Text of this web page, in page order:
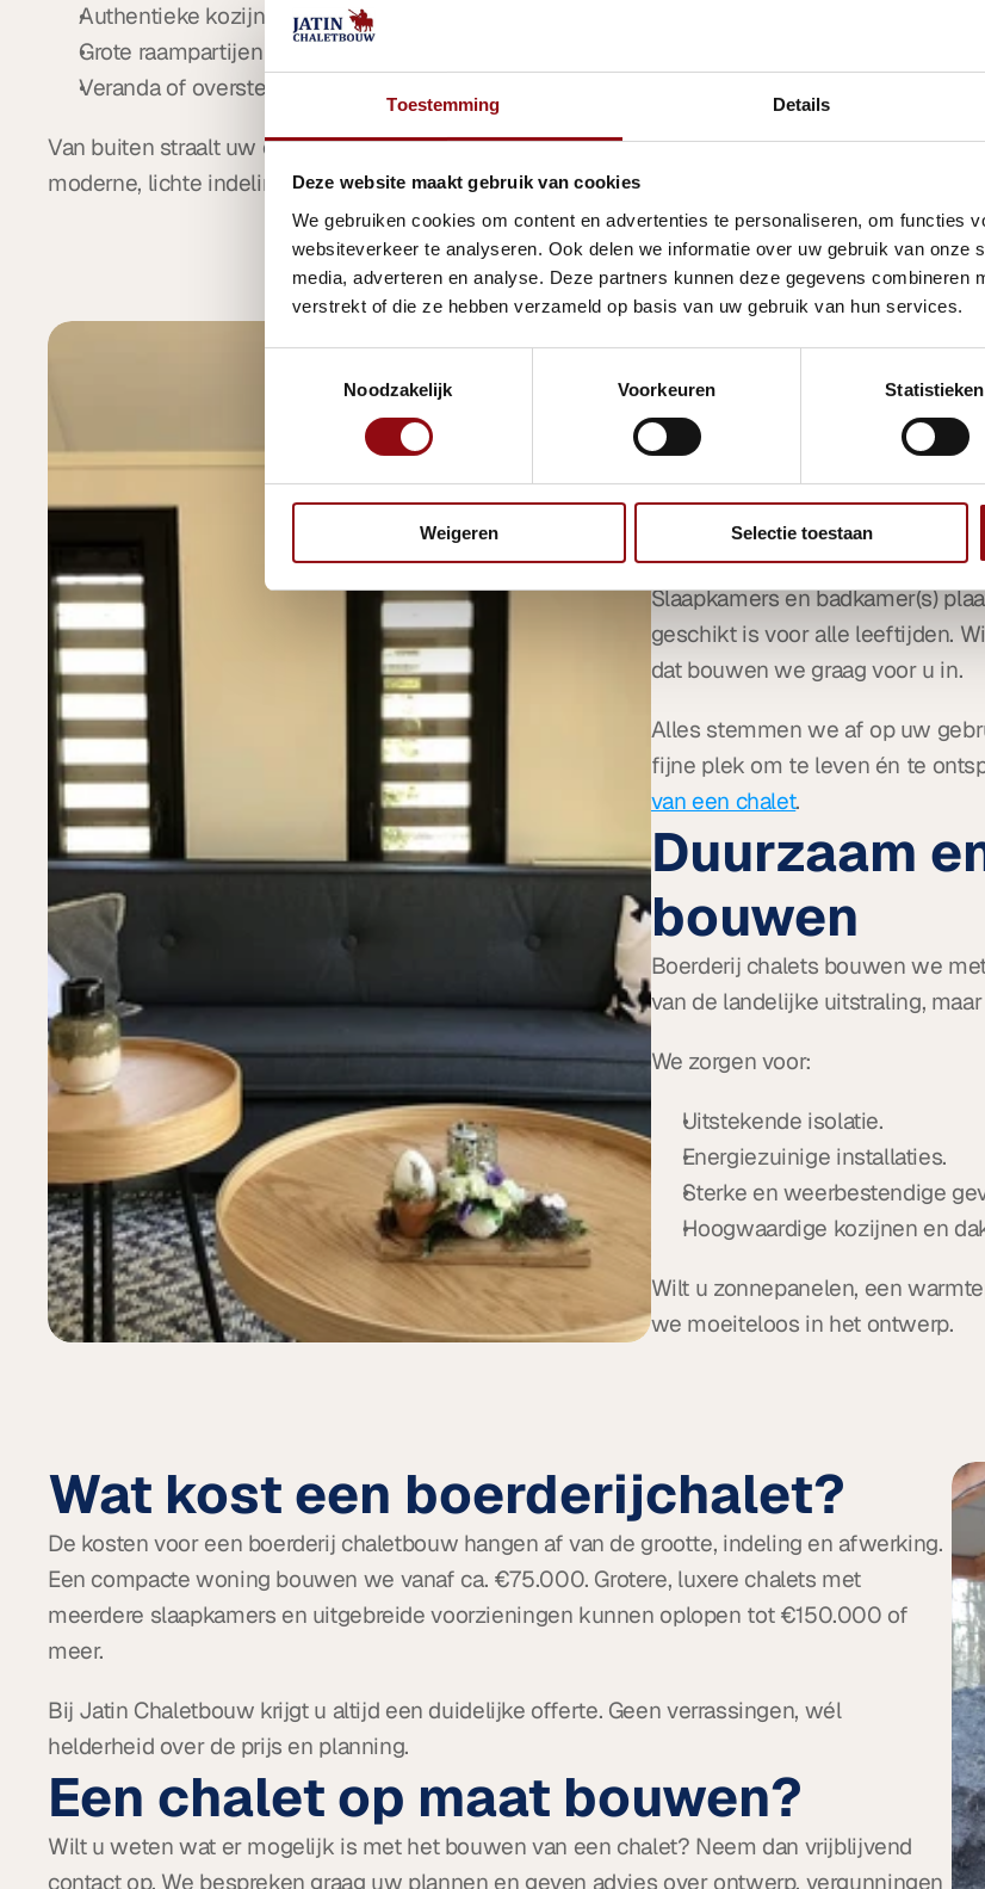
Toestemming Details
Deze website maakt gebruik van cookies
We gebruiken cookies om content en advertenties te personaliseren, om functies
websiteverkeer te analyseren. Ook delen we informatie over uw gebruik van onze
media, adverteren en analyse. Deze partners kunnen deze gegevens combineren
verstrekt of die ze hebben verzameld op basis van uw gebruik van hun services.
Noodzakelijk
Voorkeuren Statistieken
Weigeren Selectie toestaan
Authentieke kozijnen met roedeverdeling.
Grote raampartijen voor veel licht.
Veranda of overstekken voor extra sfeer.
Van buiten straalt uw chalet landelijke charme uit. Van binnen zorgen we voor een
moderne, lichte indeling. Precies zoals u het wenst.
Indeling
boerderij
De indeling van een
leefkeuken als hart van de
deuren naar het terras.
Slaapkamers en badkamer(s)
geschikt is voor alle leeftijden.
dat bouwen we graag voor u in.
Alles stemmen we af op uw
fijne plek om te leven én te
van een chalet.
Duurzaam
bouwen
Boerderij chalets bouwen we
van de landelijke uitstraling,
We zorgen voor:
Uitstekende isolatie.
Energiezuinige installaties.
Sterke en weerbestendige
Hoogwaardige kozijnen en
Wilt u zonnepanelen, een
we moeiteloos in het ontwerp.
Wat kost een boerderijchalet?
De kosten voor een boerderij chaletbouw hangen af van de grootte, indeling en afwerking.
Een compacte woning bouwen we vanaf ca. €75.000. Grotere, luxere chalets met
meerdere slaapkamers en uitgebreide voorzieningen kunnen oplopen tot €150.000 of
meer.
Bij Jatin Chaletbouw krijgt u altijd een duidelijke offerte. Geen verrassingen, wél
helderheid over de prijs en planning.
Een chalet op maat bouwen?
Wilt u weten wat er mogelijk is met het bouwen van een chalet? Neem dan vrijblijvend
contact op. We bespreken graag uw plannen en geven advies over ontwerp, vergunningen